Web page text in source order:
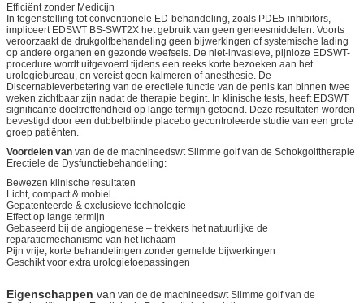
Efficiënt zonder Medicijn
In tegenstelling tot conventionele ED-behandeling, zoals PDE5-inhibitors,
impliceert EDSWT BS-SWT2X het gebruik van geen geneesmiddelen. Voorts
veroorzaakt de drukgolfbehandeling geen bijwerkingen of systemische lading
op andere organen en gezonde weefsels. De niet-invasieve, pijnloze EDSWT-
procedure wordt uitgevoerd tijdens een reeks korte bezoeken aan het
urologiebureau, en vereist geen kalmeren of anesthesie. De
Discernableverbetering van de erectiele functie van de penis kan binnen twee
weken zichtbaar zijn nadat de therapie begint. In klinische tests, heeft EDSWT
significante doeltreffendheid op lange termijn getoond. Deze resultaten worden
bevestigd door een dubbelblinde placebo gecontroleerde studie van een grote
groep patiënten.
Voordelen van van de de machineedswt Slimme golf van de Schokgolftherapie
Erectiele de Dysfunctiebehandeling:
Bewezen klinische resultaten
Licht, compact & mobiel
Gepatenteerde & exclusieve technologie
Effect op lange termijn
Gebaseerd bij de angiogenese – trekkers het natuurlijke de
reparatiemechanisme van het lichaam
Pijn vrije, korte behandelingen zonder gemelde bijwerkingen
Geschikt voor extra urologietoepassingen
Eigenschappen van van de de machineedswt Slimme golf van de